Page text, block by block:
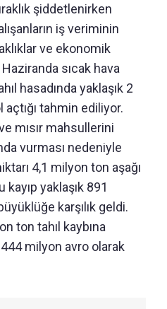
şiddetlenirken
iş veriminin
ve ekonomik
sıcak hava
hasadında yaklaşık 2
tahmin ediliyor.
mısır mahsullerini
vurması nedeniyle
4,1 milyon ton aşağı
yaklaşık 891
karşılık geldi.
ton tahıl kaybına
milyon avro olarak